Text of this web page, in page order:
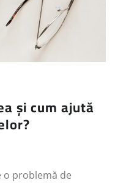
și cum ajută
o problemă de